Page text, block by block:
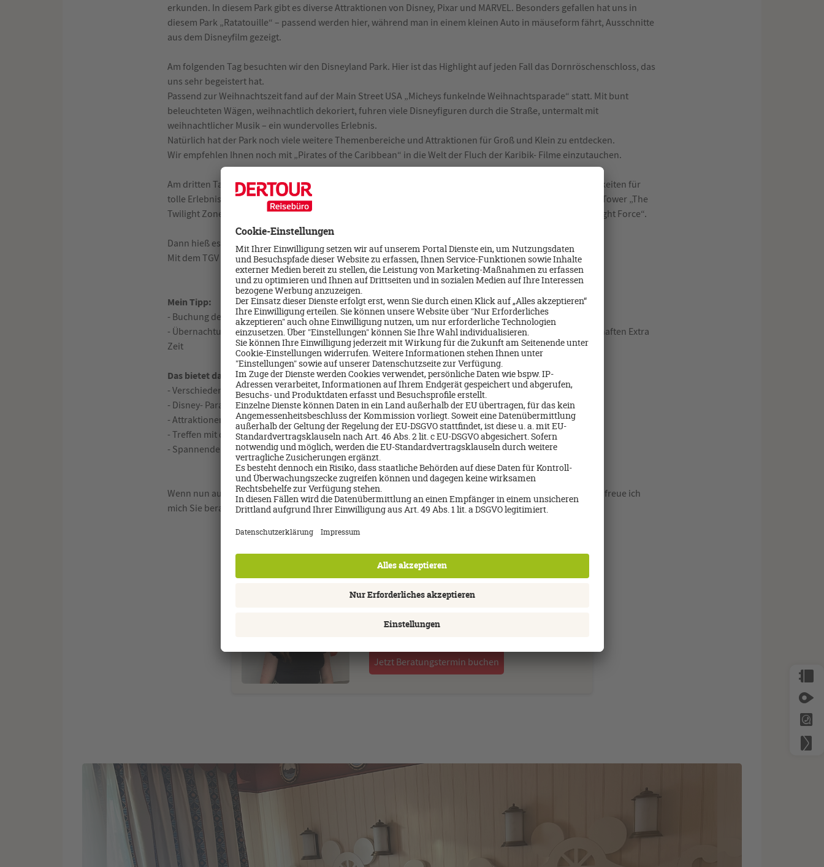
erkunden. In diesem Park gibt es diverse Attraktionen von Disney, Pixar und MARVEL. Besonders gefallen hat uns in
diesem Park „Ratatouille“ – passend werden hier, während man in einem kleinen Auto in mäuseform fährt, Ausschnitte
aus dem Disneyfilm gezeigt.
Am folgenden Tag besuchten wir den Disneyland Park. Hier ist das Highlight auf jeden Fall das Dornröschenschloss, das
uns sehr begeistert hat.
Passend zur Weihnachtszeit fand auf der Main Street USA „Micheys funkelnde Weihnachtsparade“ statt. Mit bunt
beleuchteten Wägen, weihnachtlich dekoriert, fuhren viele Disneyfiguren durch die Straße, untermalt mit
weihnachtlicher Musik – ein wundervolles Erlebnis.
Natürlich hat der Park noch viele weitere Themenbereiche und Attraktionen für Groß und Klein zu entdecken.
Wir empfehlen Ihnen noch mit „Pirates of the Caribbean“ in die Welt der Fluch der Karibik- Filme einzutauchen.
Am dritten Tag im Park regnete es leider, jedoch bietet der Park auch bei schlechtem Wetter einige Möglichkeiten für
tolle Erlebnisse. Wir nutzten im Walt Disney Studios Park die Indoor- Attraktionen und fuhren den Freefall Tower „The
Twilight Zone Tower of Terror“ sowie in den Achterbahnen „Crush’s Coaster“ und „Avengers Assemble: Flight Force“.
Dann hieß es für uns bereits Abschied nehmen von den magischen Disneyparks.
Mit dem TGV fuhren wir zurück nach Stuttgart.
Mein Tipp:
- Buchung des „Disney Premier Access“, um lange Wartezeiten an den Attraktionen zu vermeiden
- Übernachtung in einem der Disney- Hotels und somit früherer Parkzugang für Hotelgäste mit der Zauberhaften Extra
Zeit
Das bietet das Disneyland Paris:
- Verschiedene Shows rund um die Disney- Filme
- Disney- Paraden auf der Main Street USA
- Attraktionen für Groß und Klein
- Treffen mit den Disney Figuren
- Spannende Abendshows: “Disney Electrical Sky Parade” und “Disney Illuminations”
Wenn nun auch Sie neugierig wurden und die Magie des Disneylands gerne selbst kennenlernen möchten, freue ich
mich Sie beraten zu dürfen!
Über mich
Madeleine Brückelt
Email schreiben
Jetzt Beratungstermin buchen